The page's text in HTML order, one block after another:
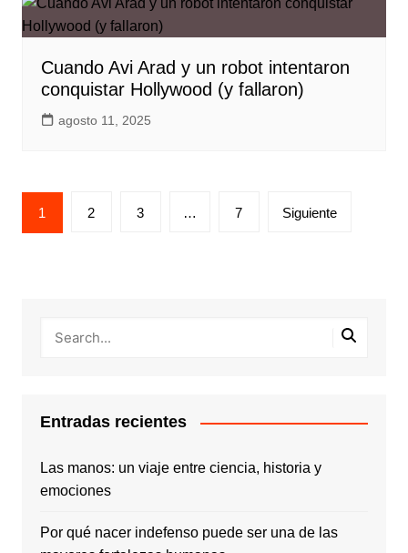
Cuando Avi Arad y un robot intentaron
conquistar Hollywood (y fallaron)
agosto 11, 2025
Paginación
de
1 2 3 … 7 Siguiente
Entradas recientes
Las manos: un viaje entre ciencia, historia y
emociones
Por qué nacer indefenso puede ser una de las